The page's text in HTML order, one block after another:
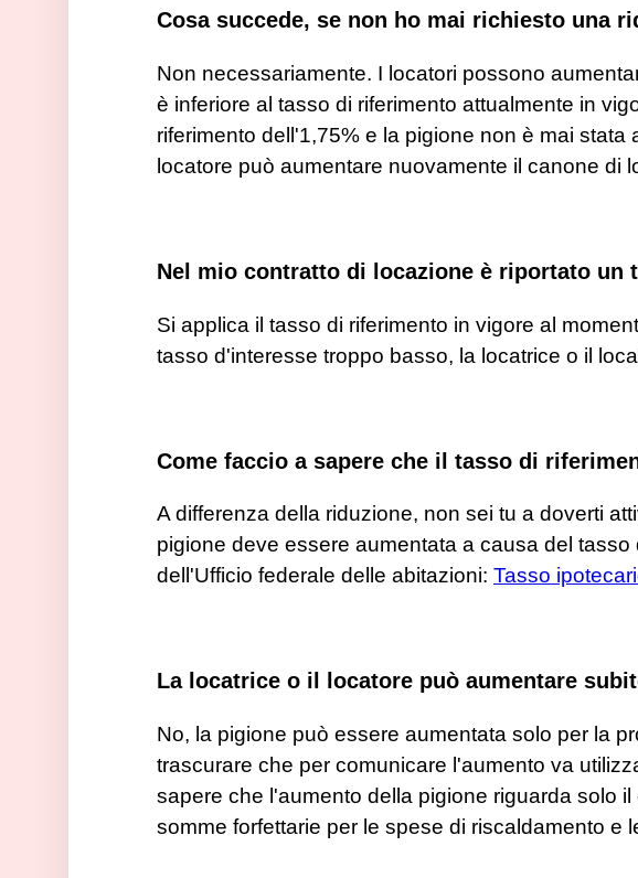
Cosa succede, se non ho mai richiesto una
Non necessariamente. I locatori possono
è inferiore al tasso di riferimento attualmente in
riferimento dell'1,75% e la pigione non è mai
locatore può aumentare nuovamente il canone di
Nel mio contratto di locazione è riportato
Si applica il tasso di riferimento in vigore al
tasso d'interesse troppo basso, la locatrice o il
Come faccio a sapere che il tasso di
A differenza della riduzione, non sei tu a doverti
pigione deve essere aumentata a causa del
dell'Ufficio federale delle abitazioni: Tasso
La locatrice o il locatore può aumentare
No, la pigione può essere aumentata solo per la
trascurare che per comunicare l'aumento va
sapere che l'aumento della pigione riguarda solo
somme forfettarie per le spese di riscaldamento e